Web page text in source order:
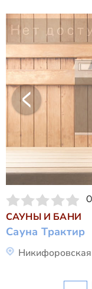
САУНЫ И БАНИ
Сауна Трактир